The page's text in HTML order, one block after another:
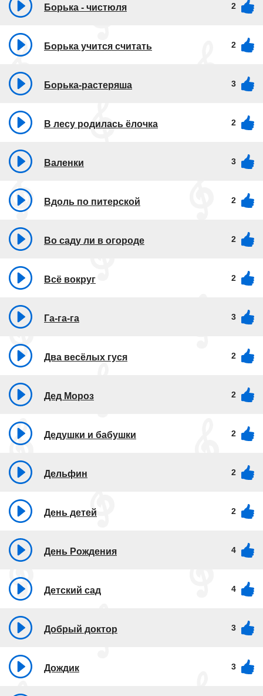
Борька - чистюля 2
Борька учится считать 2
Борька-растеряша 3
В лесу родилась ёлочка 2
Валенки 3
Вдоль по питерской 2
Во саду ли в огороде 2
Всё вокруг 2
Га-га-га 3
Два весёлых гуся 2
Дед Мороз 2
Дедушки и бабушки 2
Дельфин 2
День детей 2
День Рождения 4
Детский сад 4
Добрый доктор 3
Дождик 3